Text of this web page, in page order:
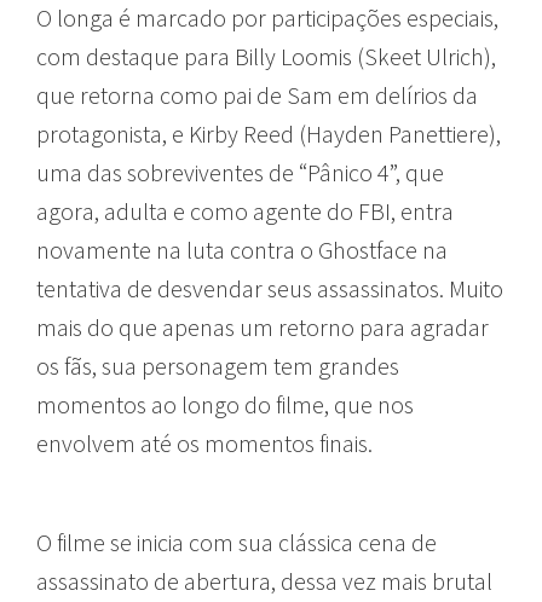
O longa é marcado por participações especiais,
com destaque para Billy Loomis (Skeet Ulrich),
que retorna como pai de Sam em delírios da
protagonista, e Kirby Reed (Hayden Panettiere),
uma das sobreviventes de “Pânico 4”, que
agora, adulta e como agente do FBI, entra
novamente na luta contra o Ghostface na
tentativa de desvendar seus assassinatos. Muito
mais do que apenas um retorno para agradar
os fãs, sua personagem tem grandes
momentos ao longo do filme, que nos
envolvem até os momentos finais.
O filme se inicia com sua clássica cena de
assassinato de abertura, dessa vez mais brutal